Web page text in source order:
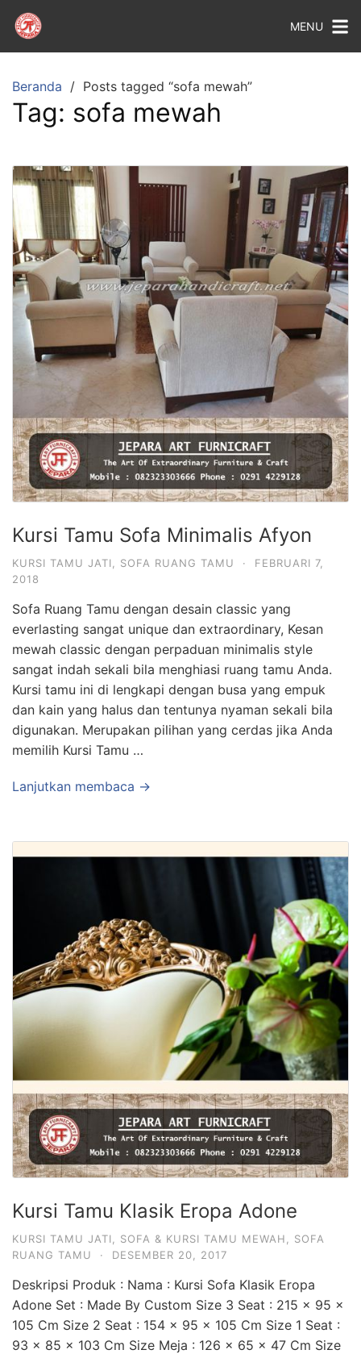
MENU
Beranda Posts tagged “sofa mewah”
Tag: sofa mewah
Kursi Tamu Sofa Minimalis Afyon
KURSI TAMU JATI SOFA RUANG TAMU ·
FEBRUARI 7,
2018
Sofa Ruang Tamu dengan desain classic yang
everlasting sangat unique dan extraordinary, Kesan
mewah classic dengan perpaduan minimalis style
sangat indah sekali bila menghiasi ruang tamu Anda.
Kursi tamu ini di lengkapi dengan busa yang empuk
dan kain yang halus dan tentunya nyaman sekali bila
digunakan. Merupakan pilihan yang cerdas jika Anda
memilih Kursi Tamu …
Lanjutkan membaca →
Kursi Tamu Klasik Eropa Adone
KURSI TAMU JATI SOFA & KURSI TAMU MEWAH
SOFA
RUANG TAMU
· DESEMBER 20, 2017
Deskripsi Produk : Nama : Kursi Sofa Klasik Eropa
Adone Set : Made By Custom Size 3 Seat : 215 x 95 x
105 Cm Size 2 Seat : 154 x 95 x 105 Cm Size 1 Seat :
93 x 85 x 103 Cm Size Meja : 126 x 65 x 47 Cm Size